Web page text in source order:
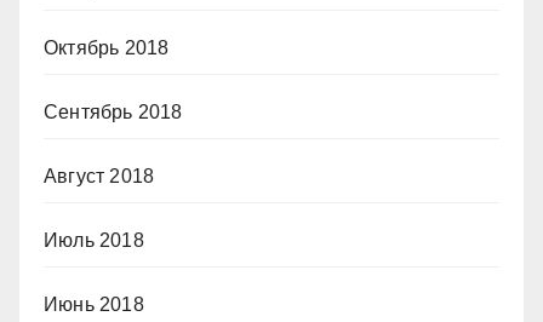
Октябрь 2018
Сентябрь 2018
Август 2018
Июль 2018
Июнь 2018